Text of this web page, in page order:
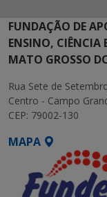
FUNDAÇÃO DE
ENSINO, CIÊNCIA
MATO GROSSO
Rua Sete de
Centro - Campo
CEP: 79002-130
MAPA